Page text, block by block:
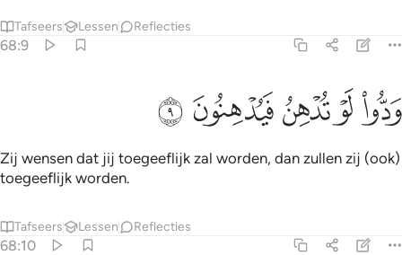
Tafseers Lessen Reflecties
68:9
ودوا لو تدهن فيدهنون ٩
وَدُّوا۟ لَوْ تُدْهِنُ فَيُدْهِنُونَ ٩
ﲦﲧﲨﲩ ﲪ
Zij wensen dat jij toegeeflijk zal worden, dan zullen zij (ook)
toegeeflijk worden.
Tafseers Lessen Reflecties
68:10